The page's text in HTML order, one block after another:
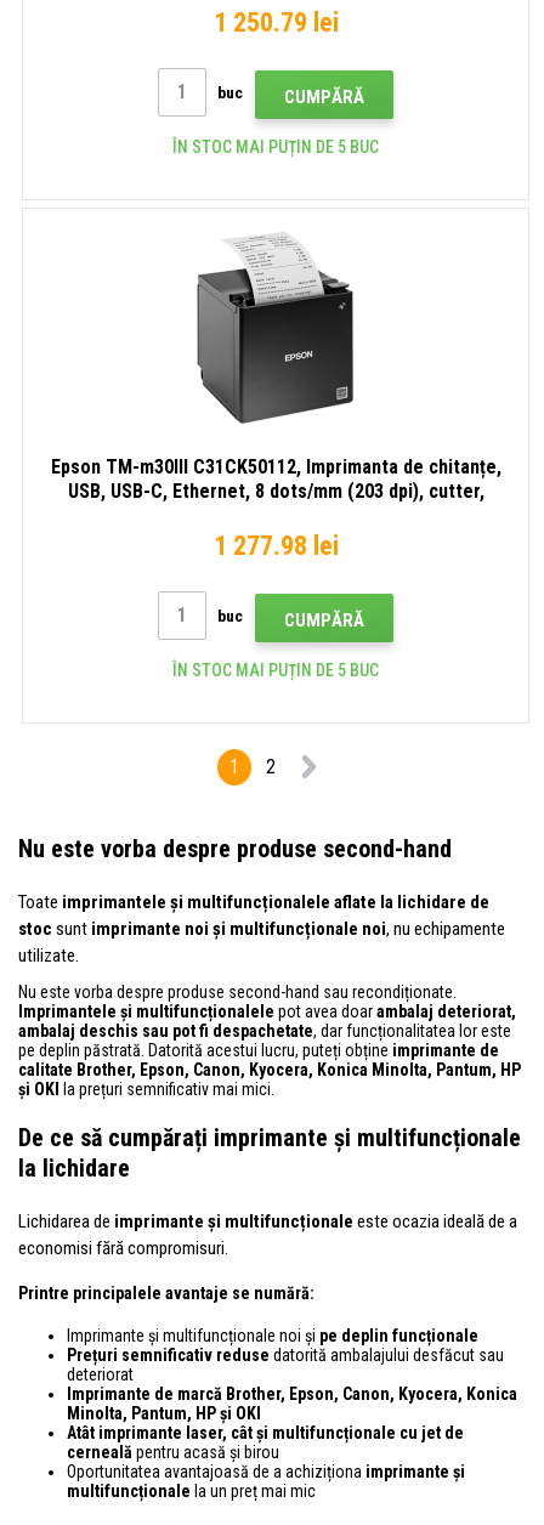
1 250.79 lei
buc CUMPĂRĂ
ÎN STOC MAI PUȚIN DE 5 BUC
Epson TM-m30III C31CK50112, Imprimanta de chitanțe,
USB, USB-C, Ethernet, 8 dots/mm (203 dpi), cutter,
1 277.98 lei
buc CUMPĂRĂ
ÎN STOC MAI PUȚIN DE 5 BUC
1 2
Nu este vorba despre produse second-hand
Toate imprimantele și multifuncționalele aflate la lichidare de
stoc sunt imprimante noi și multifuncționale noi, nu echipamente
utilizate.
Nu este vorba despre produse second-hand sau recondiționate.
Imprimantele și multifuncționalele pot avea doarambalaj deteriorat,
ambalaj deschis sau pot fi despachetate, dar funcționalitatea lor este
pe deplin păstrată. Datorită acestui lucru, puteți obține imprimante de
calitate Brother, Epson, Canon, Kyocera, Konica Minolta, Pantum, HP
și OKI
la prețuri semnificativ mai mici.
De ce să cumpărați imprimante și multifuncționale
la lichidare
Lichidarea de imprimante și multifuncționale este ocazia ideală de a
economisi fără compromisuri.
Printre principalele avantaje se numără:
Imprimante și multifuncționale noi și pe deplin funcționale
Prețuri semnificativ reduse datorită ambalajului desfăcut sau
deteriorat
Imprimante de marcă Brother, Epson, Canon, Kyocera, Konica
Minolta, Pantum, HP și OKI
Atât imprimante laser, cât și multifuncționale cu jet de
cerneală pentru acasă și birou
Oportunitatea avantajoasă de a achiziționa imprimante și
multifuncționale la un preț mai mic